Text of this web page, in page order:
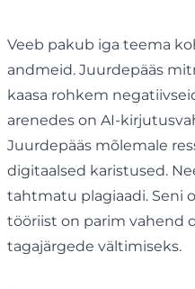
Veeb pakub iga teema
andmeid. Juurdepääs
kaasa rohkem
arenedes on AI-
Juurdepääs mõlemale
digitaalsed karistused.
tahtmatu plagiaadi. Seni
tööriist on parim vahend
tagajärgede vältimiseks.